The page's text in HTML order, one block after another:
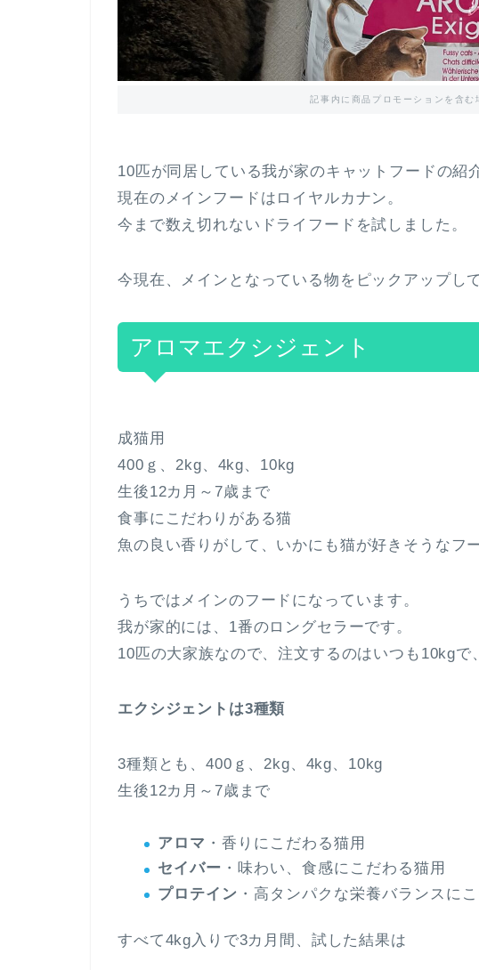
記事内に商品プロモーションを含む
10匹が同居している我が家のキャットフードの紹
現在のメインフードはロイヤルカナン。
今まで数え切れないドライフードを試しました。
今現在、メインとなっている物をピックアップし
アロマエクシジェント
成猫用
400ｇ、2kg、4kg、10kg
生後12カ月～7歳まで
食事にこだわりがある猫
魚の良い香りがして、いかにも猫が好きそうなフ
うちではメインのフードになっています。
我が家的には、1番のロングセラーです。
10匹の大家族なので、注文するのはいつも10kgで
エクシジェントは3種類
3種類とも、400ｇ、2kg、4kg、10kg
生後12カ月～7歳まで
アロマ ・香りにこだわる猫用
セイバー ・味わい、食感にこだわる猫用
プロテイン ・高タンパクな栄養バランスに
すべて4kg入りで3カ月間、試した結果は